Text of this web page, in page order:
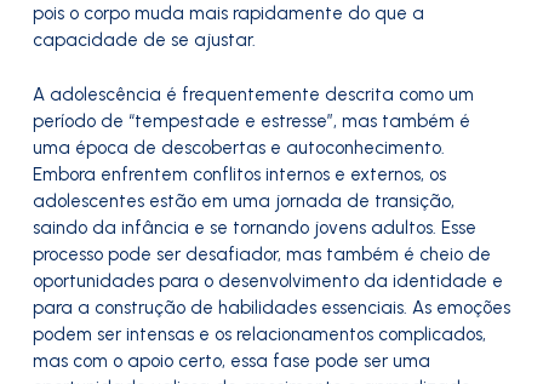
pois o corpo muda mais rapidamente do que a
capacidade de se ajustar.
A adolescência é frequentemente descrita como um
período de “tempestade e estresse”, mas também é
uma época de descobertas e autoconhecimento.
Embora enfrentem conflitos internos e externos, os
adolescentes estão em uma jornada de transição,
saindo da infância e se tornando jovens adultos. Esse
processo pode ser desafiador, mas também é cheio de
oportunidades para o desenvolvimento da identidade e
para a construção de habilidades essenciais. As emoções
podem ser intensas e os relacionamentos complicados,
mas com o apoio certo, essa fase pode ser uma